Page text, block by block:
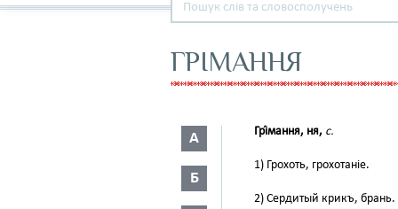
ГРІМАННЯ
А
Б
Грі́мання, ня, с.
1) Грохоть, грохотаніе.
2) Сердитый крикъ, брань.